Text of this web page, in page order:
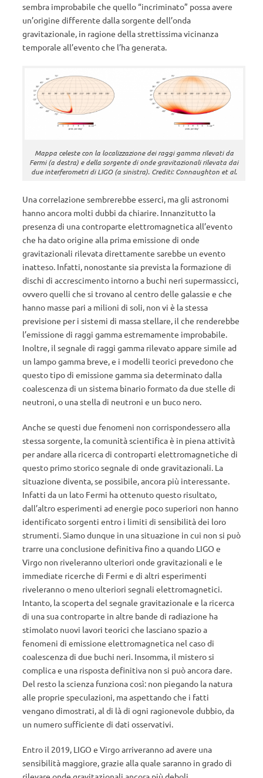
sembra improbabile che quello “incriminato” possa avere
un’origine differente dalla sorgente dell’onda
gravitazionale, in ragione della strettissima vicinanza
temporale all’evento che l’ha generata.
Mappa celeste con la localizzazione dei raggi gamma rilevati da
Fermi (a destra) e della sorgente di onde gravitazionali rilevata dai
due interferometri di LIGO (a sinistra). Crediti: Connaughton et al.
Una correlazione sembrerebbe esserci, ma gli astronomi
hanno ancora molti dubbi da chiarire. Innanzitutto la
presenza di una controparte elettromagnetica all’evento
che ha dato origine alla prima emissione di onde
gravitazionali rilevata direttamente sarebbe un evento
inatteso. Infatti, nonostante sia prevista la formazione di
dischi di accrescimento intorno a buchi neri supermassicci,
ovvero quelli che si trovano al centro delle galassie e che
hanno masse pari a milioni di soli, non vi è la stessa
previsione per i sistemi di massa stellare, il che renderebbe
l’emissione di raggi gamma estremamente improbabile.
Inoltre, il segnale di raggi gamma rilevato appare simile ad
un lampo gamma breve, e i modelli teorici prevedono che
questo tipo di emissione gamma sia determinato dalla
coalescenza di un sistema binario formato da due stelle di
neutroni, o una stella di neutroni e un buco nero.
Anche se questi due fenomeni non corrispondessero alla
stessa sorgente, la comunità scientifica è in piena attività
per andare alla ricerca di controparti elettromagnetiche di
questo primo storico segnale di onde gravitazionali. La
situazione diventa, se possibile, ancora più interessante.
Infatti da un lato Fermi ha ottenuto questo risultato,
dall’altro esperimenti ad energie poco superiori non hanno
identificato sorgenti entro i limiti di sensibilità dei loro
strumenti. Siamo dunque in una situazione in cui non si può
trarre una conclusione definitiva fino a quando LIGO e
Virgo non riveleranno ulteriori onde gravitazionali e le
immediate ricerche di Fermi e di altri esperimenti
riveleranno o meno ulteriori segnali elettromagnetici.
Intanto, la scoperta del segnale gravitazionale e la ricerca
di una sua controparte in altre bande di radiazione ha
stimolato nuovi lavori teorici che lasciano spazio a
fenomeni di emissione elettromagnetica nel caso di
coalescenza di due buchi neri. Insomma, il mistero si
complica e una risposta definitiva non si può ancora dare.
Del resto la scienza funziona così: non piegando la natura
alle proprie speculazioni, ma aspettando che i fatti
vengano dimostrati, al di là di ogni ragionevole dubbio, da
un numero sufficiente di dati osservativi.
Entro il 2019, LIGO e Virgo arriveranno ad avere una
sensibilità maggiore, grazie alla quale saranno in grado di